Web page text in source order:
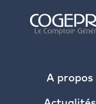
A propos